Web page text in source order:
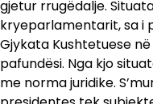
gjetur rrugëdalje.
kryeparlamentarit, sa i
Gjykata Kushtetuese
pafundësi. Nga kjo
me norma juridike.